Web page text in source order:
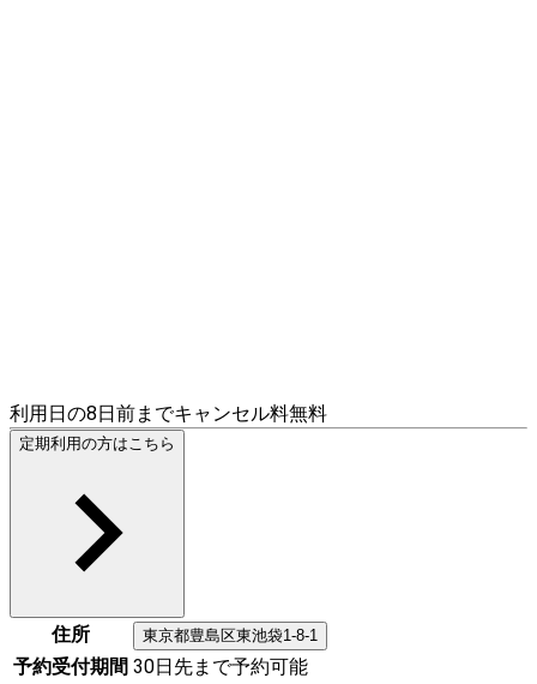
利用日の8日前までキャンセル料無料
定期利用の方はこちら
住所 東京都豊島区東池袋1-8-1
予約受付期間 30日先まで予約可能